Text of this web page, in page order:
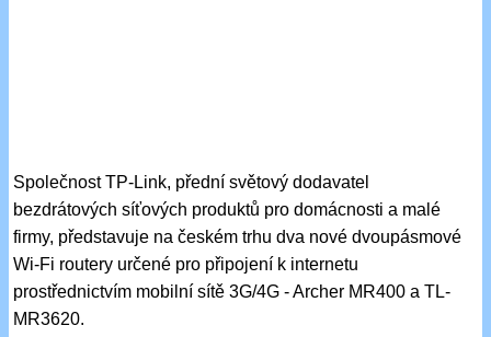
Společnost TP-Link, přední světový dodavatel
bezdrátových síťových produktů pro domácnosti a malé
firmy, představuje na českém trhu dva nové dvoupásmové
Wi-Fi routery určené pro připojení k internetu
prostřednictvím mobilní sítě 3G/4G - Archer MR400 a TL-
MR3620.